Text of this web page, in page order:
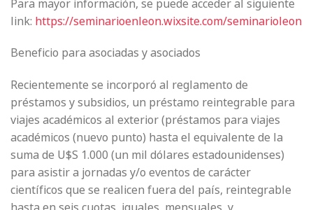
link: https://seminarioenleon.wixsite.com/seminarioleon
Beneficio para asociadas y asociados
Recientemente se incorporó al reglamento de
préstamos y subsidios, un préstamo reintegrable para
viajes académicos al exterior (préstamos para viajes
académicos (nuevo punto) hasta el equivalente de la
suma de U$S 1.000 (un mil dólares estadounidenses)
para asistir a jornadas y/o eventos de carácter
científicos que se realicen fuera del país, reintegrable